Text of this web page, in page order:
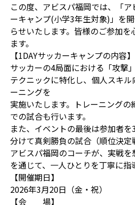
この度、アビスパ福岡では、「
ーキャンプ(小学3年生対象)」を
らせいたします。皆様のご参加を
ます。
【1DAYサッカーキャンプの内容】
サッカーの4局面における「攻撃
テクニックに特化し、個人スキ
ーニングを
実施いたします。トレーニング
での試合も行います。
また、イベントの最後は参加者
分けて真剣勝負の試合（順位決定
アビスパ福岡のコーチが、実戦
を通じて、一人ひとりを丁寧に指
【開催期日】
2026年3月20日（金・祝）
【会 場】